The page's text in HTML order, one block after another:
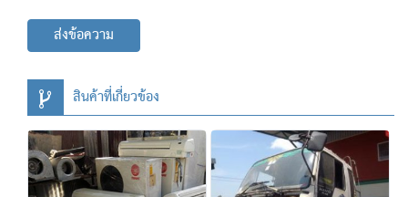
ส่งข้อความ
สินค้าที่เกี่ยวข้อง